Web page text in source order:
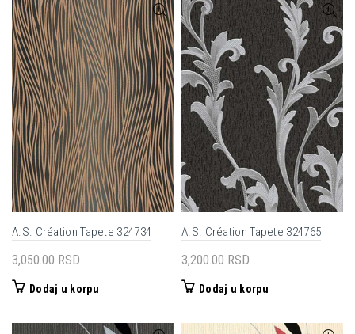
A.S. Création Tapete 324734
3,050.00 RSD
Dodaj u korpu
A.S. Création Tapete 324765
3,200.00 RSD
Dodaj u korpu